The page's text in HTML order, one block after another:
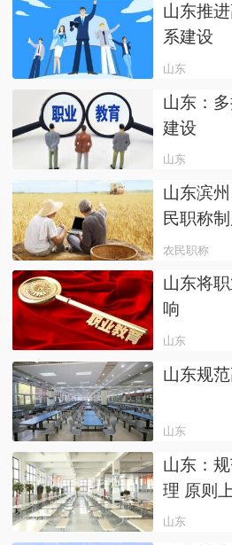
山东推
系建设
山东
山东：
建设
山东
山东滨
民职称
农民职称
山东将
响
山东
山东规
山东
山东：
理 原则
山东